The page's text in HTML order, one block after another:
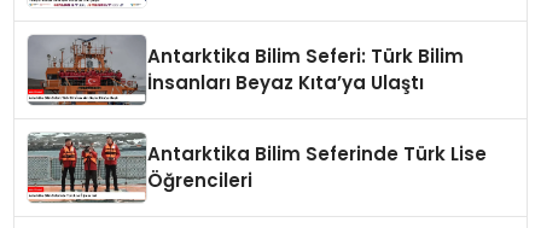
Antarktika Bilim Seferi: Türk Bilim
İnsanları Beyaz Kıta’ya Ulaştı
Antarktika Bilim Seferinde Türk Lise
Öğrencileri